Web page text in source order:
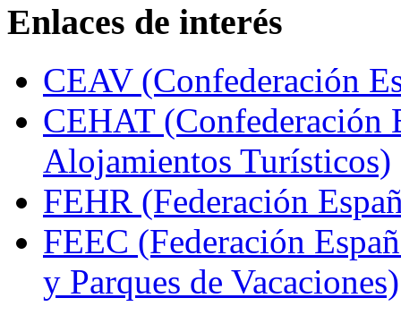
Enlaces de interés
CEAV (Confederación
CEHAT (Confederación
Alojamientos Turísticos)
FEHR (Federación
FEEC (Federación
y Parques de Vacaciones)